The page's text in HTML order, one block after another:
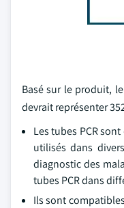
Basé sur le produit,
devrait représenter
Les tubes PCR
utilisés dans
diagnostic des
tubes PCR dans
Ils sont